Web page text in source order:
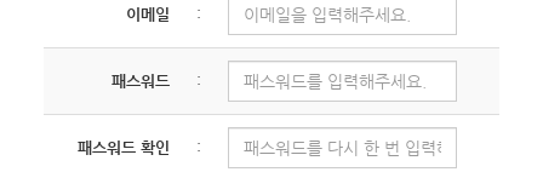
회원가입 신청을 하면, 교회가 이를 승낙함으로써
성립합니다.
② 교회는 다음 각 호에 해당하는 신청에 대하여는
승낙을 거절하거나 사후에 취소할 수 있습니다.
- 등록 내용에 허위, 기재 누락, 오기가 있는 경우
06. 개인정보 파기절차 및 방법
07. 이용자 및 법정대리인의 권리와 그 행사방법
08. 개인정보 자동 수집 장치의 설치/ 운영 및 거부에
09. 개인정보의 기술적/ 관리적 보호 대책
10. 개인정보관리책임자 및 담당자의 연락처
이메일 :
패스워드 :
패스워드 확인 :